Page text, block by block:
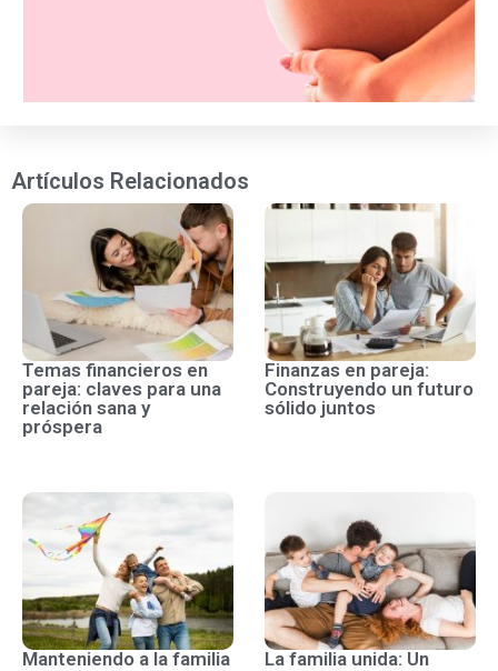
Artículos Relacionados
Temas financieros en
pareja: claves para una
relación sana y
próspera
Finanzas en pareja:
Construyendo un futuro
sólido juntos
Manteniendo a la familia
La familia unida: Un